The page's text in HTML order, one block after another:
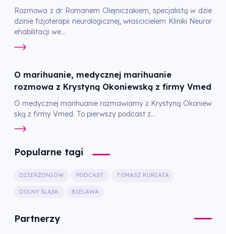
Rozmowa z dr Romanem Olejniczakiem, specjalistą w dzie
dzinie fizjoterapii neurologicznej, właścicielem Kliniki Neuror
ehabilitacji we...
O marihuanie, medycznej marihuanie
rozmowa z Krystyną Okoniewską z firmy Vmed
O medycznej marihuanie rozmawiamy z Krystyną Okoniew
ską z firmy Vmed. To pierwszy podcast z...
Popularne tagi
DZIERŻONIÓW PODCAST TOMASZ KURIATA
DOLNY ŚLĄSK BIELAWA
Partnerzy